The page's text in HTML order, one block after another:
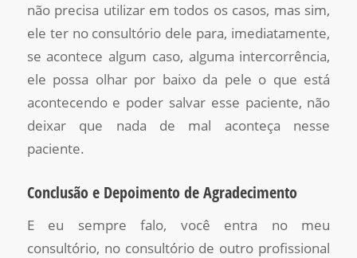
não precisa utilizar em todos os casos, mas sim,
ele ter no consultório dele para, imediatamente,
se acontece algum caso, alguma intercorrência,
ele possa olhar por baixo da pele o que está
acontecendo e poder salvar esse paciente, não
deixar que nada de mal aconteça nesse
paciente.
Conclusão e Depoimento de Agradecimento
E eu sempre falo, você entra no meu
consultório, no consultório de outro profissional